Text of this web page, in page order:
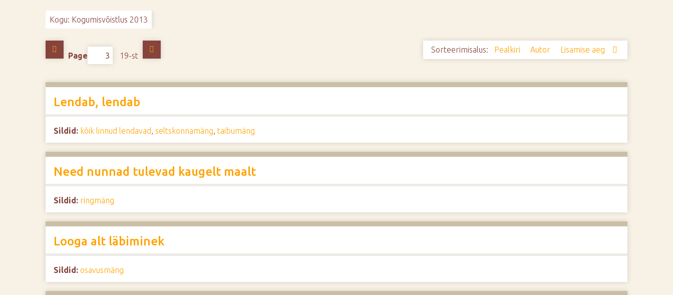
Kogu: Kogumisvõistlus 2013
Page 19-st
Sorteerimisalus: Pealkiri Autor Lisamise aeg
Lendab, lendab
Sildid: kõik linnud lendavad, seltskonnamäng,taibumäng
Need nunnad tulevad kaugelt maalt
Sildid: ringmäng
Looga alt läbiminek
Sildid: osavusmäng